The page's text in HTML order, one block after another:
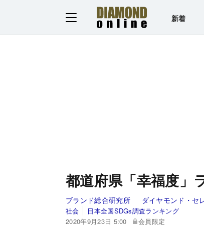
新着
都道府県「幸福度」
ブランド総合研究所 ダイヤモンド・セ
社会
日本全国SDGs調査ランキング
2020年9月23日 5:00
会員限定